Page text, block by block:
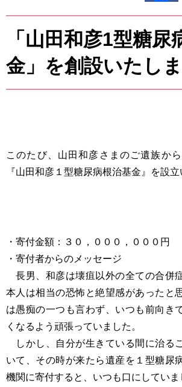
「山田和彦1型糖尿
金」を創設いたしま
このたび、山田和彦さまのご遺族から
『山田和彦１型糖尿病根治基金』を設立
・寄付金額：３０，０００，０００円
・寄付者からのメッセージ
長男、和彦は壊疽以外の全ての合併
本人は相当の恐怖と絶望感があったと
は愚痴の一つも言わず、いつも前向き
くなるよう頑張っていました。
しかし、自分が生きている間に治る
いて、その時が来たら遺産を１型糖尿
機関に寄付すると、いつも口にしていま